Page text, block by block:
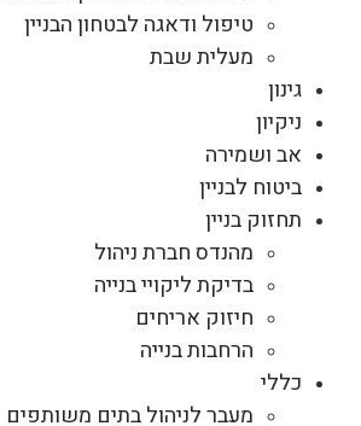
טיפול ודאגה לבטחון הבניין
מעלית שבת
גינון
ניקיון
אב ושמירה
ביטוח לבניין
תחזוק בניין
מהנדס חברת ניהול
בדיקת ליקויי בנייה
חיזוק אריחים
הרחבות בנייה
כללי
מעבר לניהול בתים משותפים